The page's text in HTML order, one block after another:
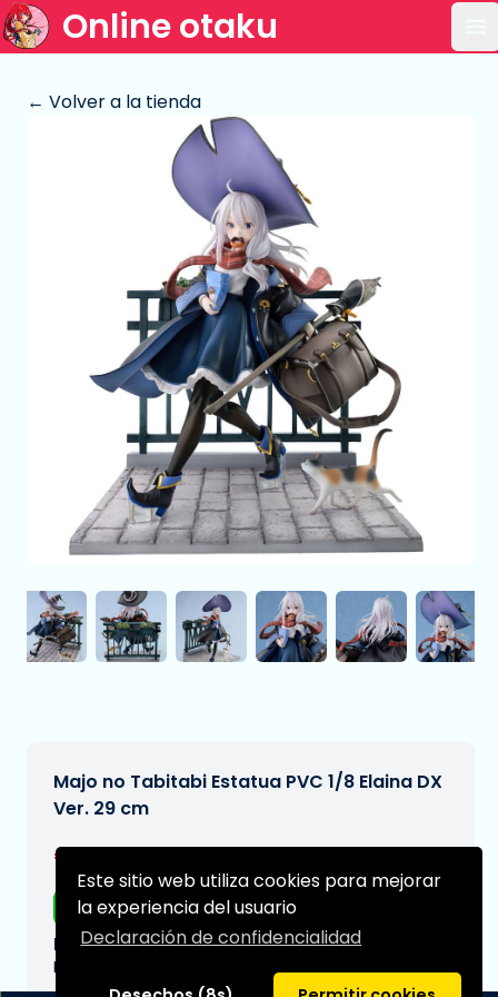
Este sitio web utiliza cookies para mejorar
la experiencia del usuario
Declaración de confidencialidad
Online otaku
← Volver a la tienda
Majo no Tabitabi Estatua PVC 1/8 Elaina DX
Ver. 29 cm
€232,95
Envío gratis
Fecha de entrega prevista:
N/A